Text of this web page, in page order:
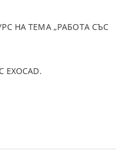
НА ТЕМА „РАБОТА СЪС